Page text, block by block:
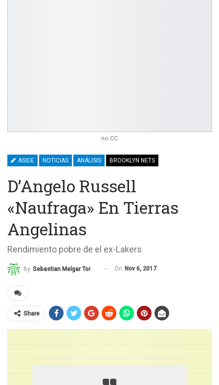
no CC
ASIDE NOTICIAS ANÁLISIS BROOKLYN NETS
D’Angelo Russell
«naufraga» En Tierras
Angelinas
Rendimiento pobre de el ex-Lakers
By Sebastian Melgar Torena On Nov 6, 2017
Share